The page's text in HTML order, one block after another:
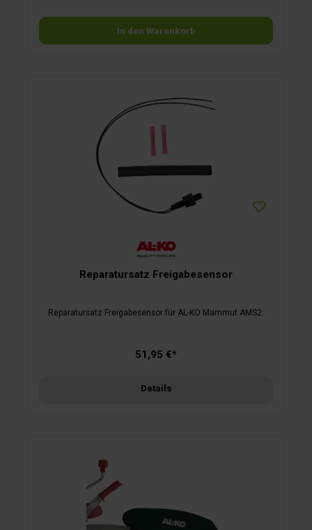
In den Warenkorb
Reparatursatz Freigabesensor
Reparatursatz Freigabesensor für AL-KO Mammut AMS2.
51,95 €*
Details